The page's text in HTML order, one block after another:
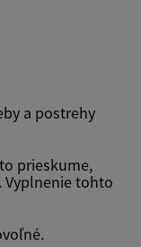
a postrehy
prieskume,
tohto